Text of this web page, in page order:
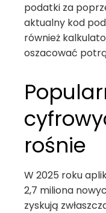
podatki za
aktualny kod
również
oszacować
rośnie
W 2025 roku
2,7 miliona
zyskują